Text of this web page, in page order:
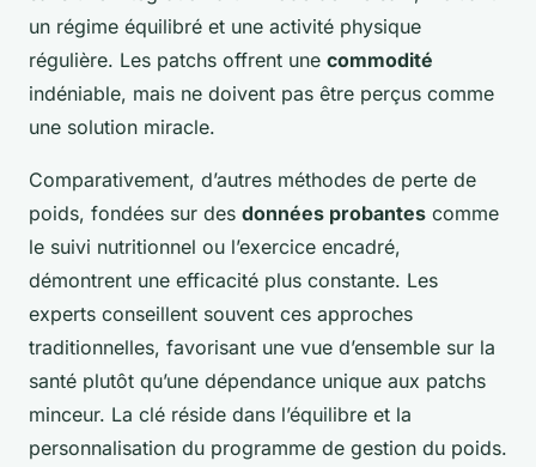
un régime équilibré et une activité physique
régulière. Les patchs offrent une commodité
indéniable, mais ne doivent pas être perçus comme
une solution miracle.
Comparativement, d’autres méthodes de perte de
poids, fondées sur des données probantes comme
le suivi nutritionnel ou l’exercice encadré,
démontrent une efficacité plus constante. Les
experts conseillent souvent ces approches
traditionnelles, favorisant une vue d’ensemble sur la
santé plutôt qu’une dépendance unique aux patchs
minceur. La clé réside dans l’équilibre et la
personnalisation du programme de gestion du poids.